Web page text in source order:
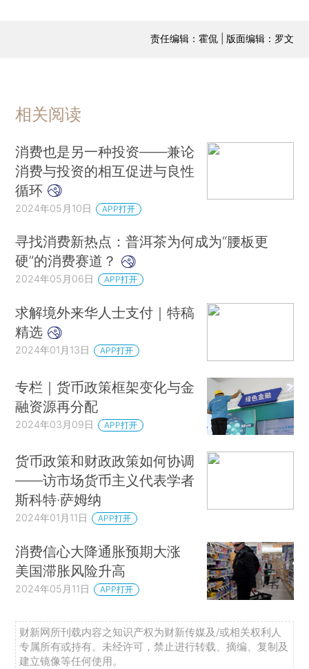
责任编辑：霍侃 | 版面编辑：罗文
相关阅读
消费也是另一种投资——兼论
消费与投资的相互促进与良性
循环
2024年05月10日 APP打开
寻找消费新热点：普洱茶为何成为“腰板更
硬”的消费赛道？
2024年05月06日 APP打开
求解境外来华人士支付｜特稿
精选
2024年01月13日 APP打开
专栏｜货币政策框架变化与金
融资源再分配
2024年03月09日 APP打开
货币政策和财政政策如何协调
——访市场货币主义代表学者
斯科特·萨姆纳
2024年01月11日 APP打开
消费信心大降通胀预期大涨
美国滞胀风险升高
2024年05月11日 APP打开
财新网所刊载内容之知识产权为财新传媒及/或相关权利人
专属所有或持有。未经许可，禁止进行转载、摘编、复制及
建立镜像等任何使用。